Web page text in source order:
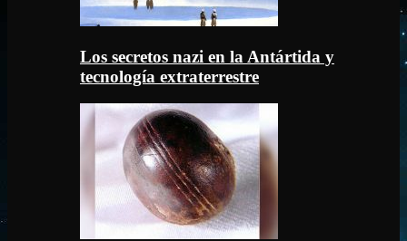
Los secretos nazi en la Antártida y
tecnología extraterrestre